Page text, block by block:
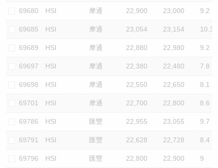
69680 HSI 摩通 22,900 23,000 9.2
69685 HSI 摩通 23,054 23,154 10.3
69689 HSI 摩通 22,880 22,980 9.2
69697 HSI 摩通 22,380 22,480 7.8
69698 HSI 摩通 22,550 22,650 8.1
69701 HSI 摩通 22,700 22,800 8.6
69786 HSI 匯豐 22,955 23,055 9.7
69791 HSI 匯豐 22,628 22,728 8.4
69796 HSI 匯豐 22,800 22,900 9